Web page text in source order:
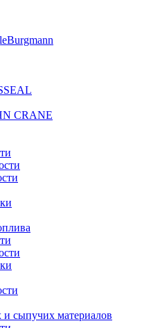
CRANE
сыпучих материалов